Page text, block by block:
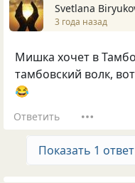
Svetlana
3 года назад
Мишка хочет в
тамбовский волк,
😂
Ответить
Показать 1 ответ